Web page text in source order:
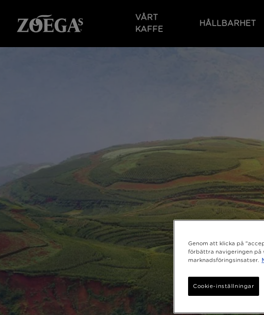
huvudinnehåll
VÅRT
KAFFE
HÅLLBARHET
Genom att klicka på
förbättra navigeringen på
marknadsföringsinsatser.
Cookie-inställningar